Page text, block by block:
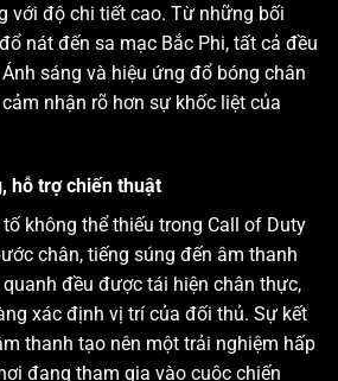
với độ chi tiết cao. Từ những bối
nát đến sa mạc Bắc Phi, tất cả đều
sáng và hiệu ứng đổ bóng chân
nhận rõ hơn sự khốc liệt của
hỗ trợ chiến thuật
không thể thiếu trong Call of Duty
chân, tiếng súng đến âm thanh
đều được tái hiện chân thực,
xác định vị trí của đối thủ. Sự kết
thanh tạo nên một trải nghiệm hấp
đang tham gia vào cuộc chiến